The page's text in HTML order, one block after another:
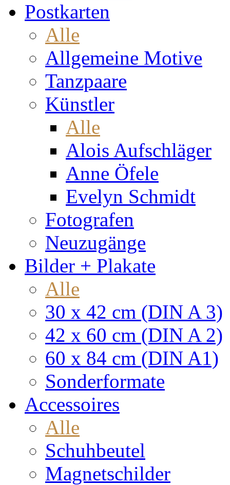
Postkarten
Alle
Allgemeine Motive
Tanzpaare
Künstler
Alle
Alois Aufschläger
Anne Öfele
Evelyn Schmidt
Fotografen
Neuzugänge
Bilder + Plakate
Alle
30 x 42 cm (DIN A 3)
42 x 60 cm (DIN A 2)
60 x 84 cm (DIN A1)
Sonderformate
Accessoires
Alle
Schuhbeutel
Magnetschilder